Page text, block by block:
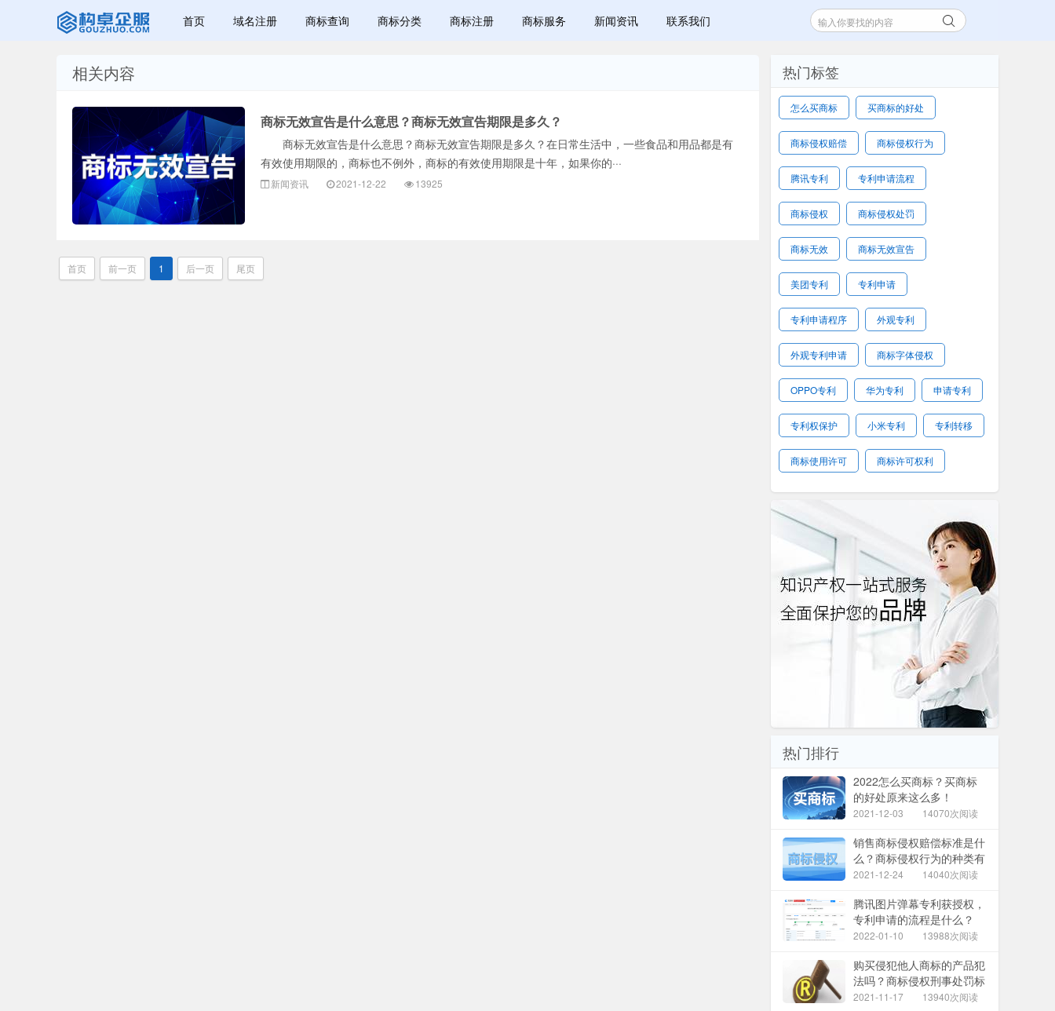
广美明度文化
首页 域名注册 商标查询 商标分类 商标注册 商标服务 新闻资讯 联系我们
相关内容
商标无效宣告是什么意思？商标无效宣告期限是多久？
商标无效宣告是什么意思？商标无效宣告期限是多久？在日常生活中，一些食品和用品都是有
有效使用期限的，商标也不例外，商标的有效使用期限是十年，如果你的···
新闻资讯 2021-12-22 13925
首页 前一页 1 后一页 尾页
热门标签
怎么买商标 买商标的好处
商标侵权赔偿 商标侵权行为
腾讯专利 专利申请流程
商标侵权 商标侵权处罚
商标无效 商标无效宣告
美团专利 专利申请
专利申请程序 外观专利
外观专利申请 商标字体侵权
OPPO专利 华为专利 申请专利
专利权保护 小米专利 专利转移
商标使用许可 商标许可权利
热门排行
2022怎么买商标？买商标
的好处原来这么多！
2021-12-03 14070次阅读
销售商标侵权赔偿标准是什
么？商标侵权行为的种类有
哪些？
2021-12-24 14040次阅读
腾讯图片弹幕专利获授权，
专利申请的流程是什么？
2022-01-10 13988次阅读
购买侵犯他人商标的产品犯
法吗？商标侵权刑事处罚标
准是什么？
2021-11-17 13940次阅读